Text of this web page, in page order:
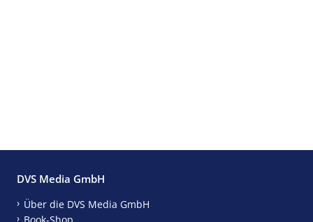
DVS Media GmbH
Über die DVS Media GmbH